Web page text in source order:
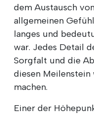
dem Austausch
allgemeinen
langes und
war. Jedes Detail
Sorgfalt und die
diesen
machen.
Einer der